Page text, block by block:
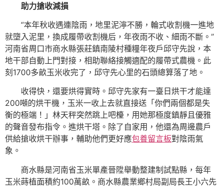
助力搶收減損
“本年秋收遇連陰雨，地里泥濘不勝，輪式收割機一進地
就墮入泥里，換成履帶收割機后，年夜雨不收、細雨不斷。”
河南省周口市商水縣張莊鎮南陵村種糧年夜戶邱守先說，本
地干部自動上門對接，相助聯絡接觸適配的履帶式農機。此
刻1700多畝玉米收完了，邱守先心里的石頭總算落了地。
收得快，還要烘得實時。邱守先家有一臺日烘干才能達
200噸的烘干機，玉米一收上去就直接送「你們兩個都是失
衡的極端！」林天秤突然跳上吧檯，用她那極度鎮靜且優雅
的聲音發布指令。進烘干塔。除了自家用，他還為周邊農戶
供給搶收烘干辦事，輔助他們更好應包養留言板對陰雨氣
象。
商水縣是河南省玉米單產晉陞舉動整建制試點縣，每年
玉米蒔植面積約100萬畝。商水縣農業鄉村局副局長王小六先